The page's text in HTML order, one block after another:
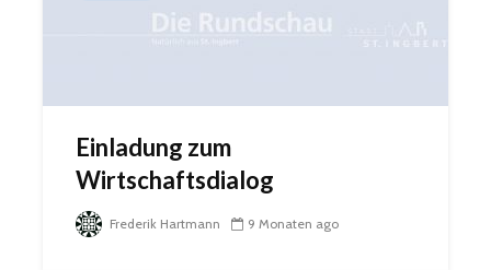
Einladung zum
Wirtschaftsdialog
Frederik Hartmann 9 Monaten ago